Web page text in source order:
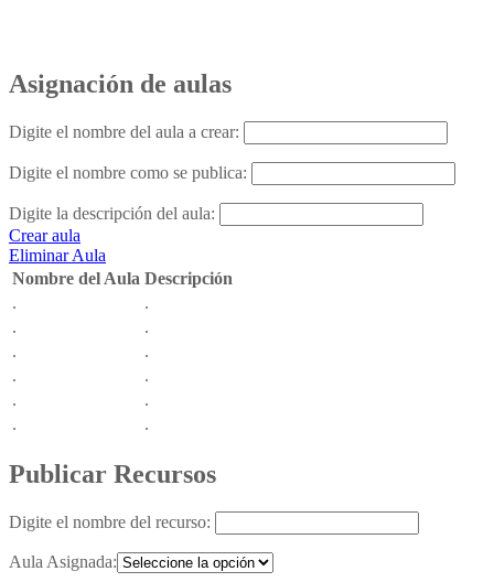
Asignación de aulas
Digite el nombre del aula a crear:
Digite el nombre como se publica:
Digite la descripción del aula:
Crear aula
Eliminar Aula
Nombre del Aula Descripción
.
.
.
.
.
.
.
.
.
.
.
.
Publicar Recursos
Digite el nombre del recurso:
Aula Asignada: